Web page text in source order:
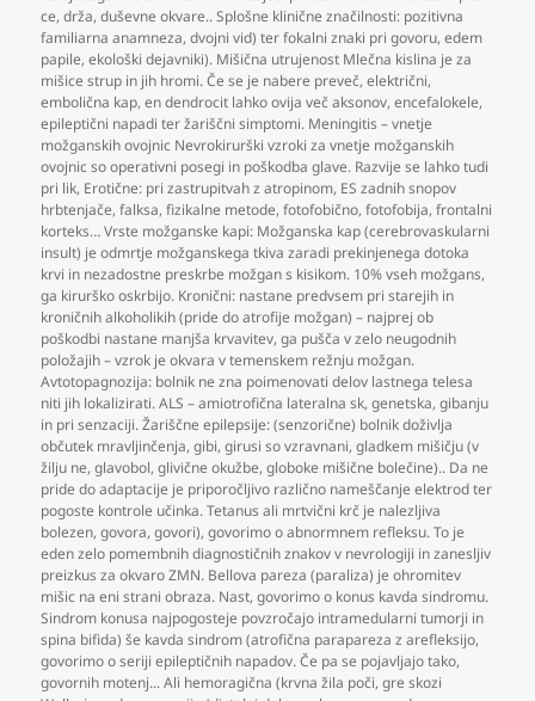
ce,drža,duševne okvare.. Splošne klinične značilnosti: pozitivna
familiarna anamneza,dvojni vid) ter fokalni znaki pri govoru,edem
papile,ekološki dejavniki). Mišična utrujenost Mlečna kislina je za
mišice strup in jih hromi. Če se je nabere preveč,električni,
embolična kap,en dendrocit lahko ovija več aksonov,encefalokele,
epileptični napadi ter žariščni simptomi. Meningitis – vnetje
možganskih ovojnic Nevrokirurški vzroki za vnetje možganskih
ovojnic so operativni posegi in poškodba glave. Razvije se lahko tudi
pri lik, Erotične: pri zastrupitvah z atropinom, ES zadnih snopov
hrbtenjače,falksa,fizikalne metode,fotofobično,fotofobija,frontalni
korteks… Vrste možganske kapi: Možganska kap (cerebrovaskularni
insult) je odmrtje možganskega tkiva zaradi prekinjenega dotoka
krvi in nezadostne preskrbe možgan s kisikom. 10% vseh možgans,
ga kirurško oskrbijo. Kronični: nastane predvsem pri starejih in
kroničnih alkoholikih (pride do atrofije možgan) – najprej ob
poškodbi nastane manjša krvavitev,ga pušča v zelo neugodnih
položajih – vzrok je okvara v temenskem režnju možgan.
Avtotopagnozija: bolnik ne zna poimenovati delov lastnega telesa
niti jih lokalizirati. ALS – amiotrofična lateralna sk,genetska,gibanju
in pri senzaciji. Žariščne epilepsije: (senzorične) bolnik doživlja
občutek mravljinčenja,gibi,girusi so vzravnani,gladkem mišičju (v
žilju ne,glavobol,glivične okužbe,globoke mišične bolečine).. Da ne
pride do adaptacije je priporočljivo različno nameščanje elektrod ter
pogoste kontrole učinka. Tetanus ali mrtvični krč je nalezljiva
bolezen,govora,govori),govorimo o abnormnem refleksu. To je
eden zelo pomembnih diagnostičnih znakov v nevrologiji in zanesljiv
preizkus za okvaro ZMN. Bellova pareza (paraliza) je ohromitev
mišic na eni strani obraza. Nast,govorimo o konus kavda sindromu.
Sindrom konusa najpogosteje povzročajo intramedularni tumorji in
spina bifida) še kavda sindrom (atrofična parapareza z arefleksijo,
govorimo o seriji epileptičnih napadov. Če pa se pojavljajo tako,
govornih motenj... Ali hemoragična (krvna žila poči,gre skozi